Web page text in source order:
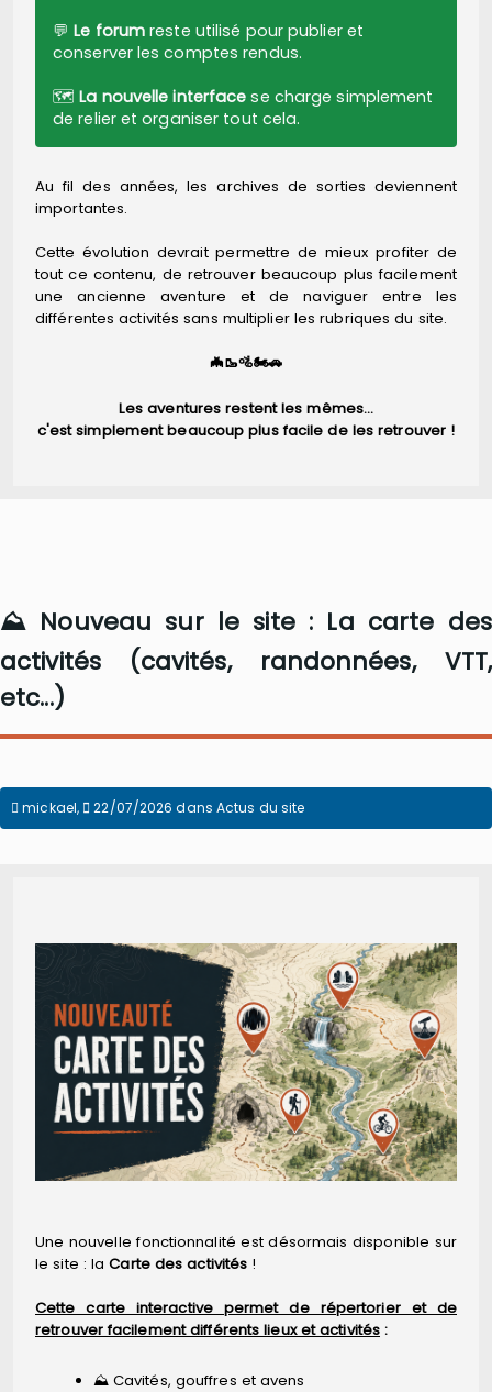
💬Le forum reste utilisé pour publier et
conserver les comptes rendus.
🗺️La nouvelle interface se charge simplement
de relier et organiser tout cela.
Au fil des années, les archives de sorties deviennent
importantes.
Cette évolution devrait permettre de mieux profiter de
tout ce contenu, de retrouver beaucoup plus facilement
une ancienne aventure et de naviguer entre les
différentes activités sans multiplier les rubriques du site.
🦇🥾🚵🏍️🚗
Les aventures restent les mêmes…
c'est simplement beaucoup plus facile de les retrouver !
⛰️ Nouveau sur le site : La carte des
activités (cavités, randonnées, VTT,
etc...)
mickael, 22/07/2026 dans Actus du site
Une nouvelle fonctionnalité est désormais disponible sur
le site : laCarte des activités !
Cette carte interactive permet de répertorier et de
retrouver facilement différents lieux et activités :
⛰️ Cavités, gouffres et avens